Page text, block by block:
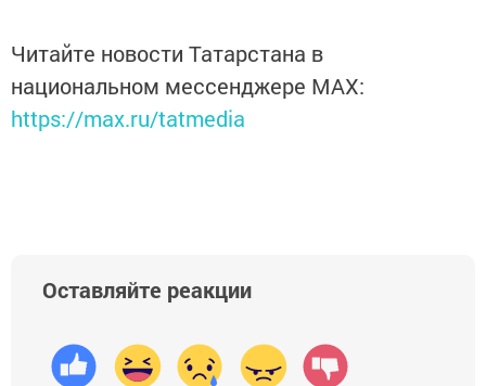
Читайте новости Татарстана в
национальном мессенджере MАХ:
https://max.ru/tatmedia
Оставляйте реакции